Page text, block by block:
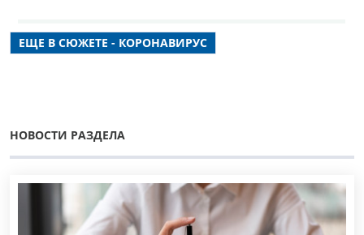
ЕЩЕ В СЮЖЕТЕ - КОРОНАВИРУС
НОВОСТИ РАЗДЕЛА